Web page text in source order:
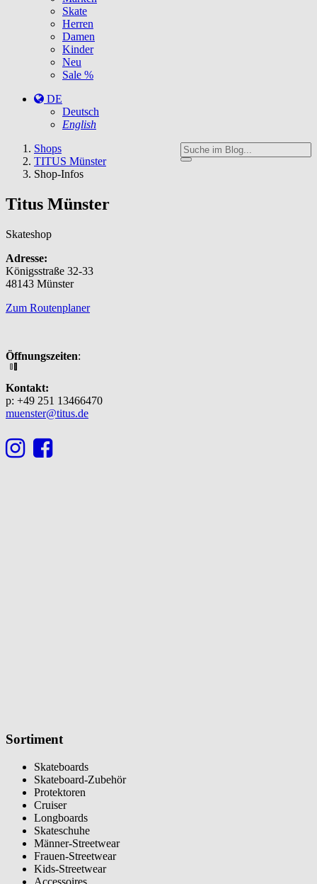
Skate
Herren
Damen
Kinder
Neu
Sale %
DE
Deutsch
English
here:
Shops
TITUS Münster
Shop-Infos
Titus Münster
Skateshop
Adresse:
Königsstraße 32-33
48143 Münster
Zum Routenplaner
Öffnungszeiten:
Kontakt:
p: +49 251 13466470
muenster@titus.de
Sortiment
Skateboards
Skateboard-Zubehör
Protektoren
Cruiser
Longboards
Skateschuhe
Männer-Streetwear
Frauen-Streetwear
Kids-Streetwear